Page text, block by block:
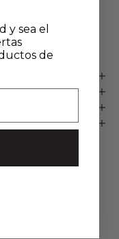
Hecho a mano en Francia
y sea el
de